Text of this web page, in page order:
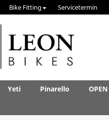
Bike Fitting Servicetermin
Yeti Pinarello OPEN